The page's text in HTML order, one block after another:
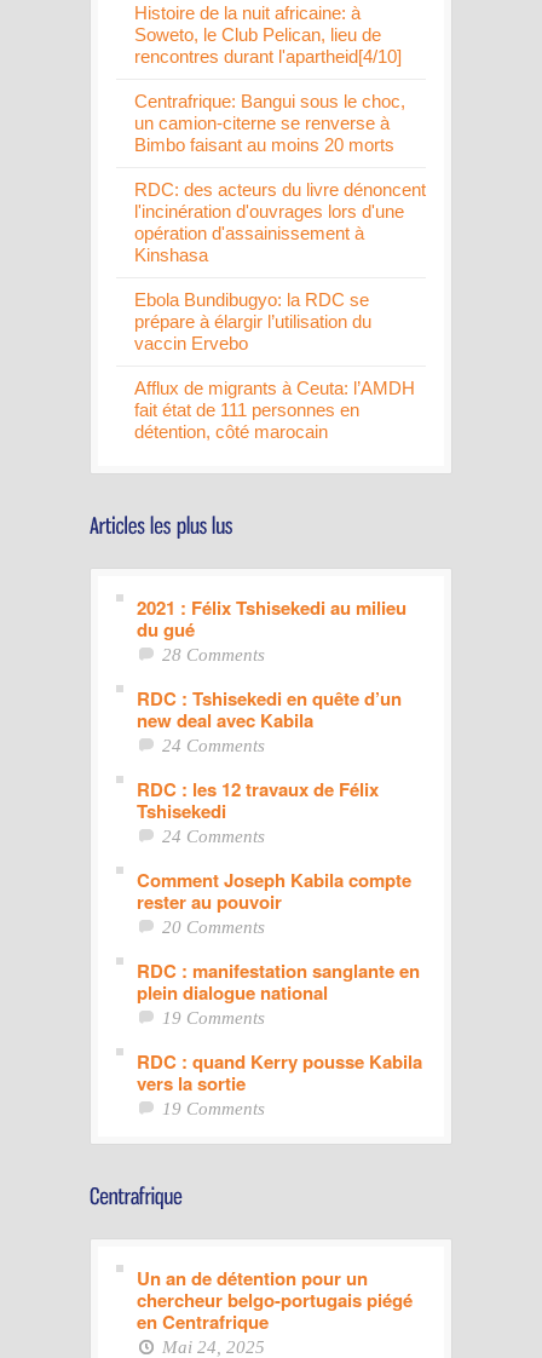
Histoire de la nuit africaine: à
Soweto, le Club Pelican, lieu de
rencontres durant l'apartheid[4/10]
Centrafrique: Bangui sous le choc,
un camion-citerne se renverse à
Bimbo faisant au moins 20 morts
RDC: des acteurs du livre dénoncent
l'incinération d'ouvrages lors d'une
opération d'assainissement à
Kinshasa
Ebola Bundibugyo: la RDC se
prépare à élargir l’utilisation du
vaccin Ervebo
Afflux de migrants à Ceuta: l’AMDH
fait état de 111 personnes en
détention, côté marocain
2021 : Félix Tshisekedi au milieu
du gué
28 Comments
RDC : Tshisekedi en quête d’un
new deal avec Kabila
24 Comments
RDC : les 12 travaux de Félix
Tshisekedi
24 Comments
Comment Joseph Kabila compte
rester au pouvoir
20 Comments
RDC : manifestation sanglante en
plein dialogue national
19 Comments
RDC : quand Kerry pousse Kabila
vers la sortie
19 Comments
Un an de détention pour un
chercheur belgo-portugais piégé
en Centrafrique
Mai 24, 2025